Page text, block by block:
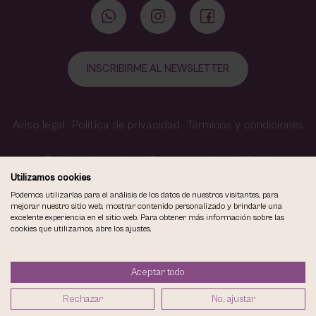
INSCRIBIRME AL NEWSLETTER
Aviso legal Política de privacidad Términos y condiciones
Política de cookies Contacto Accesibilidad
COPYRIGHT © 2026
Utilizamos cookies
Podemos utilizarlas para el análisis de los datos de nuestros visitantes, para
mejorar nuestro sitio web, mostrar contenido personalizado y brindarle una
excelente experiencia en el sitio web. Para obtener más información sobre las
cookies que utilizamos, abre los ajustes.
Aceptar todo
Rechazar No, ajustar